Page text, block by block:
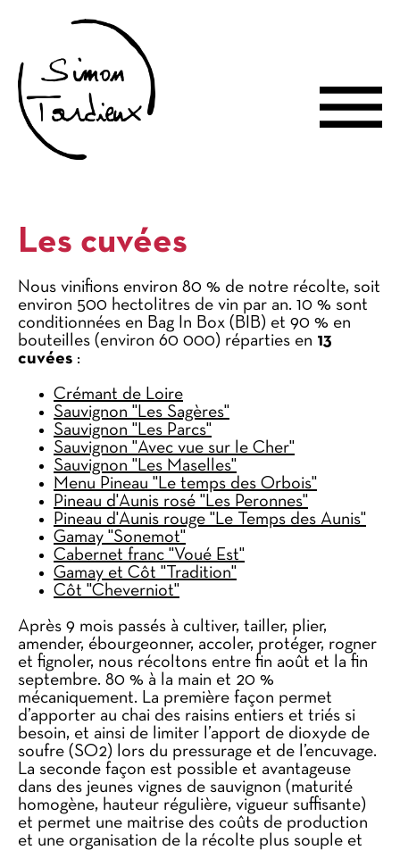
Les cuvées
Nous vinifions environ 80 % de notre récolte, soit
environ 500 hectolitres de vin par an. 10 % sont
conditionnées en Bag In Box (BIB) et 90 % en
bouteilles (environ 60 000) réparties en 13
cuvées :
Crémant de Loire
Sauvignon "Les Sagères"
Sauvignon "Les Parcs"
Sauvignon "Avec vue sur le Cher"
Sauvignon "Les Maselles"
Menu Pineau "Le temps des Orbois"
Pineau d'Aunis rosé "Les Peronnes"
Pineau d'Aunis rouge "Le Temps des Aunis"
Gamay "Sonemot"
Cabernet franc "Voué Est"
Gamay et Côt "Tradition"
Côt "Cheverniot"
Après 9 mois passés à cultiver, tailler, plier,
amender, ébourgeonner, accoler, protéger, rogner
et fignoler, nous récoltons entre fin août et la fin
septembre. 80 % à la main et 20 %
mécaniquement. La première façon permet
d’apporter au chai des raisins entiers et triés si
besoin, et ainsi de limiter l’apport de dioxyde de
soufre (SO2) lors du pressurage et de l’encuvage.
La seconde façon est possible et avantageuse
dans des jeunes vignes de sauvignon (maturité
homogène, hauteur régulière, vigueur suffisante)
et permet une maitrise des coûts de production
et une organisation de la récolte plus souple et